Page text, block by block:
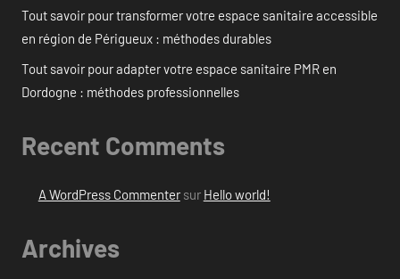
Tout savoir pour transformer votre espace sanitaire accessible
en région de Périgueux : méthodes durables
Tout savoir pour adapter votre espace sanitaire PMR en
Dordogne : méthodes professionnelles
Recent Comments
A WordPress Commentersur Hello world!
Archives